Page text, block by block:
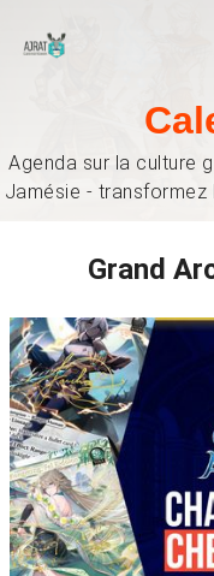
Agenda sur la culture
Jamésie -
Grand